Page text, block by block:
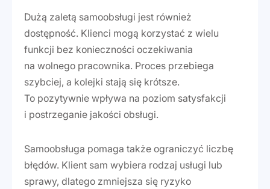
Dużą zaletą samoobsługi jest również
dostępność. Klienci mogą korzystać z wielu
funkcji bez konieczności oczekiwania
na wolnego pracownika. Proces przebiega
szybciej, a kolejki stają się krótsze.
To pozytywnie wpływa na poziom satysfakcji
i postrzeganie jakości obsługi.
Samoobsługa pomaga także ograniczyć liczbę
błędów. Klient sam wybiera rodzaj usługi lub
sprawy, dlatego zmniejsza się ryzyko